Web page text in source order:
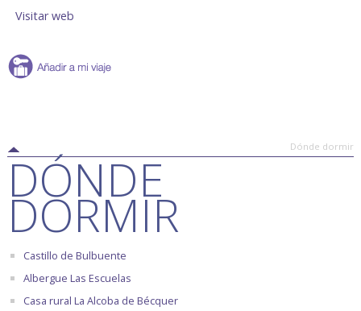
Visitar web
Dónde dormir
DÓNDE
DORMIR
Castillo de Bulbuente
Albergue Las Escuelas
Casa rural La Alcoba de Bécquer